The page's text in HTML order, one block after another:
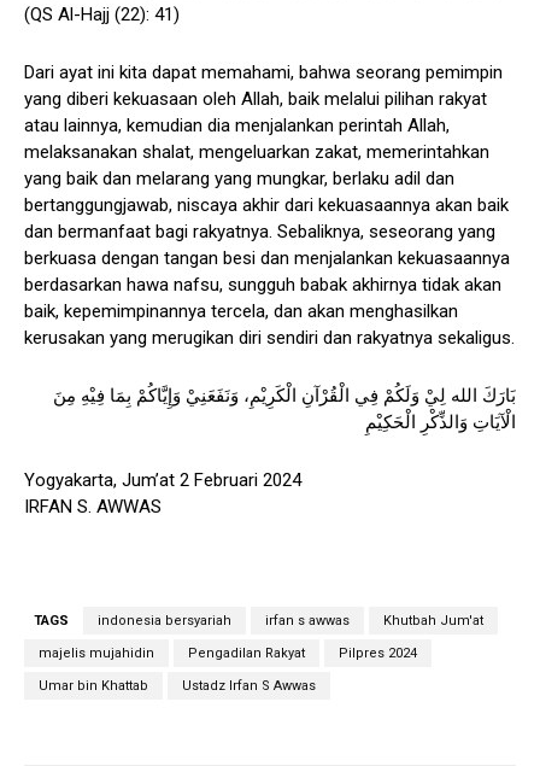
(QS Al-Hajj (22): 41)
Dari ayat ini kita dapat memahami, bahwa seorang pemimpin
yang diberi kekuasaan oleh Allah, baik melalui pilihan rakyat
atau lainnya, kemudian dia menjalankan perintah Allah,
melaksanakan shalat, mengeluarkan zakat, memerintahkan
yang baik dan melarang yang mungkar, berlaku adil dan
bertanggungjawab, niscaya akhir dari kekuasaannya akan baik
dan bermanfaat bagi rakyatnya. Sebaliknya, seseorang yang
berkuasa dengan tangan besi dan menjalankan kekuasaannya
berdasarkan hawa nafsu, sungguh babak akhirnya tidak akan
baik, kepemimpinannya tercela, dan akan menghasilkan
kerusakan yang merugikan diri sendiri dan rakyatnya sekaligus.
بَارَكَ الله لِيْ وَلَكُمْ فِي الْقُرْآنِ الْكَرِيْمِ، وَنَفَعَنِيْ وَإِيَّاكُمْ بِمَا فِيْهِ مِنَ
الْآيَاتِ وَالذِّكْرِ الْحَكِيْمِ
Yogyakarta, Jum’at 2 Februari 2024
IRFAN S. AWWAS
TAGS indonesia bersyariah irfan s awwas Khutbah Jum'at
majelis mujahidin Pengadilan Rakyat Pilpres 2024
Umar bin Khattab Ustadz Irfan S Awwas